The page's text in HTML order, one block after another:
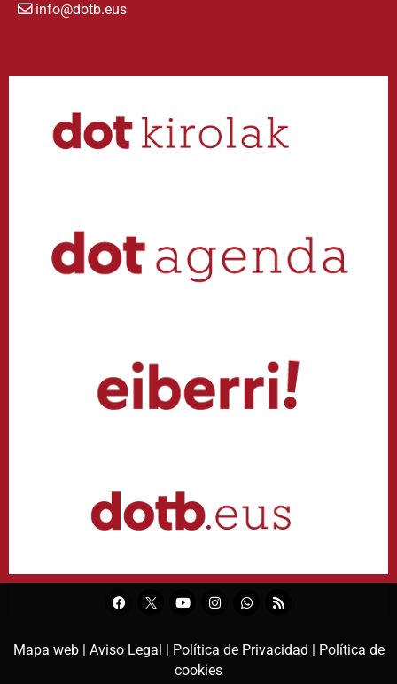
info@dotb.eus
Mapa web | Aviso Legal | Política de Privacidad |
Política de
cookies